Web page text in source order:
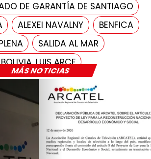
MÁS NOTICIAS
DE GARANTÍA DE SANTIAGO
ALEXEI NAVALNY
BENFICA
SALIDA AL MAR
LUIS ARCE